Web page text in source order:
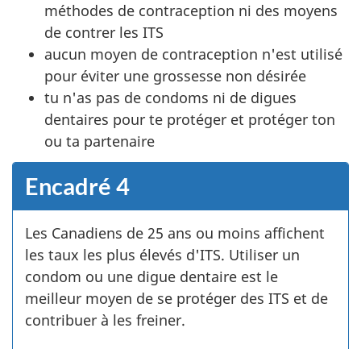
méthodes de contraception ni des moyens
de contrer les ITS
aucun moyen de contraception n'est utilisé
pour éviter une grossesse non désirée
tu n'as pas de condoms ni de digues
dentaires pour te protéger et protéger ton
ou ta partenaire
Encadré 4
Les Canadiens de 25 ans ou moins affichent
les taux les plus élevés d'ITS. Utiliser un
condom ou une digue dentaire est le
meilleur moyen de se protéger des ITS et de
contribuer à les freiner.